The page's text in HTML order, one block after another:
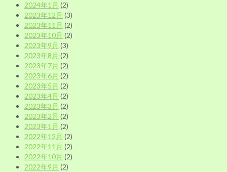
2024年1月 (2)
2023年12月 (3)
2023年11月 (2)
2023年10月 (2)
2023年9月 (3)
2023年8月 (2)
2023年7月 (2)
2023年6月 (2)
2023年5月 (2)
2023年4月 (2)
2023年3月 (2)
2023年2月 (2)
2023年1月 (2)
2022年12月 (2)
2022年11月 (2)
2022年10月 (2)
2022年9月 (2)